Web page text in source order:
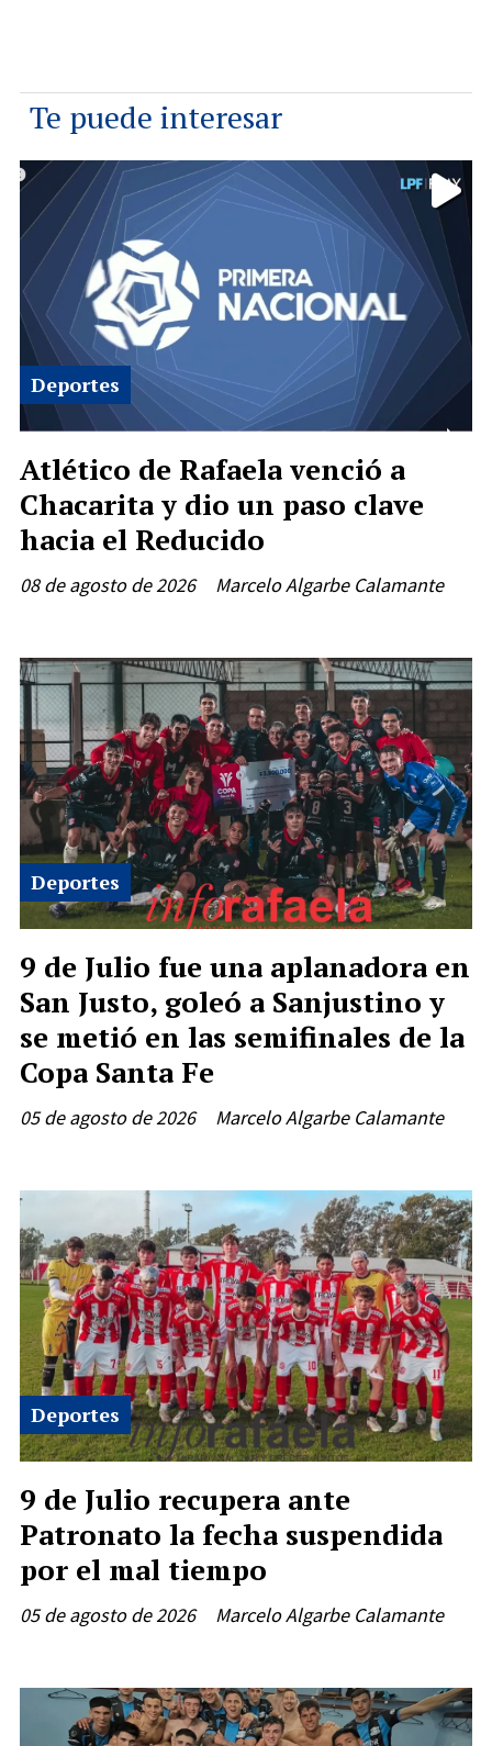
Te puede interesar
Atlético de Rafaela venció a
Chacarita y dio un paso clave
hacia el Reducido
Marcelo Algarbe Calamante
Deportes
08 de agosto de 2026
9 de Julio fue una aplanadora en
San Justo, goleó a Sanjustino y
se metió en las semifinales de la
Copa Santa Fe
Marcelo Algarbe Calamante
Deportes
05 de agosto de 2026
9 de Julio recupera ante
Patronato la fecha suspendida
por el mal tiempo
Marcelo Algarbe Calamante
Deportes
05 de agosto de 2026